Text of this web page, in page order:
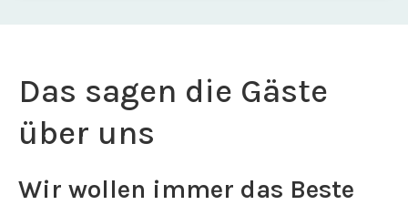
Das sagen die Gäste
über uns
Wir wollen immer das Beste